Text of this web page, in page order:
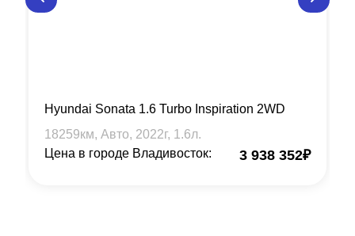
Hyundai Sonata 1.6 Turbo Inspiration 2WD
18259км, Авто, 2022г, 1.6л.
Цена в городе Владивосток:
3 938 352₽